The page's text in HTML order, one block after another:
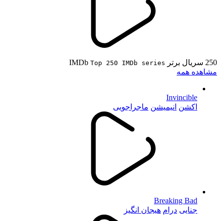
250 سریال برتر IMDb Top 250 IMDb series
مشاهده همه
Invincible
اکشن انیمیشن ماجراجویی
Breaking Bad
جنایی درام هیجان انگیز